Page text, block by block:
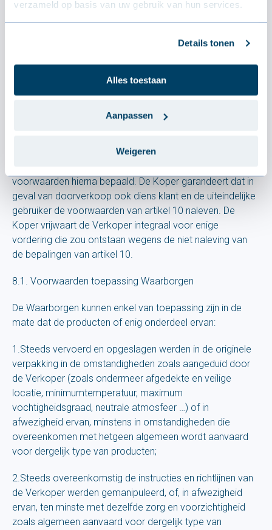
verzameld op basis van uw gebruik van hun services.
Details tonen
Alles toestaan
Aanpassen
Weigeren
Artikel 8-Waarborg
De Verkoper waarborgt (i) dat op het ogenblik van levering
de orderbevestiging met inachtname van de gewoonlijk
gangbare afwijkingen overeenkomstig de bestaande en
algemeen aanvaarde euronormen met bijhorende
toleranties en de gebruiken van toepassing op de
(ii)Een algemene garantie van 10 jaar wordt toegekend
voorwaarden hierna bepaald. De Koper garandeert dat in
geval van doorverkoop ook diens klant en de uiteindelijke
gebruiker de voorwaarden van artikel 10 naleven. De
Koper vrijwaart de Verkoper integraal voor enige
vordering die zou ontstaan wegens de niet naleving van
de bepalingen van artikel 10.
8.1. Voorwaarden toepassing Waarborgen
De Waarborgen kunnen enkel van toepassing zijn in de
mate dat de producten of enig onderdeel ervan:
1.Steeds vervoerd en opgeslagen werden in de originele
verpakking in de omstandigheden zoals aangeduid door
de Verkoper (zoals ondermeer afgedekte en veilige
locatie, minimumtemperatuur, maximum
vochtigheidsgraad, neutrale atmosfeer …) of in
afwezigheid ervan, minstens in omstandigheden die
overeenkomen met hetgeen algemeen wordt aanvaard
voor dergelijk type van producten;
2.Steeds overeenkomstig de instructies en richtlijnen van
de Verkoper werden gemanipuleerd, of, in afwezigheid
ervan, ten minste met dezelfde zorg en voorzichtigheid
zoals algemeen aanvaard voor dergelijk type van